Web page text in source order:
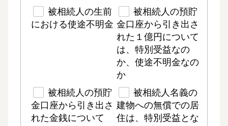
被相続人の生前
における使途不明金
被相続人の預貯
金口座から引き出さ
れた１億円について
は、特別受益なの
か、使途不明金なの
か
被相続人の預貯
金口座から引き出さ
れた金銭について
被相続人名義の
建物への無償での居
住は、特別受益とな